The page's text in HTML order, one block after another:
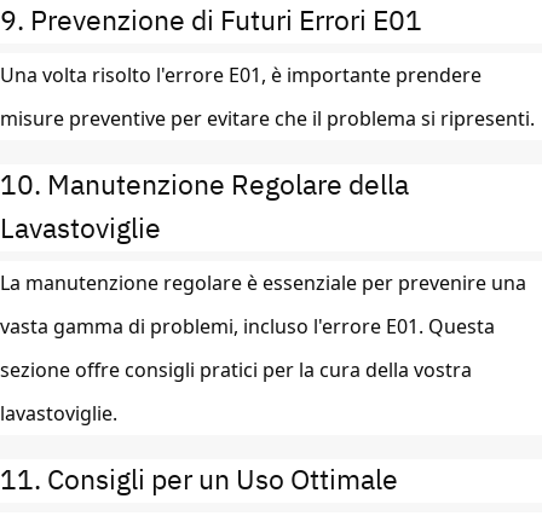
9. Prevenzione di Futuri Errori E01
Una volta risolto l'errore E01, è importante prendere
misure preventive per evitare che il problema si ripresenti.
10. Manutenzione Regolare della
Lavastoviglie
La manutenzione regolare è essenziale per prevenire una
vasta gamma di problemi, incluso l'errore E01. Questa
sezione offre consigli pratici per la cura della vostra
lavastoviglie.
11. Consigli per un Uso Ottimale